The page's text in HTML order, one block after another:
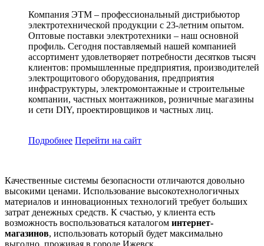
Компания ЭТМ – профессиональный дистрибьютор
электротехнической продукции с 23-летним опытом.
Оптовые поставки электротехники – наш основной
профиль. Сегодня поставляемый нашей компанией
ассортимент удовлетворяет потребности десятков тысяч
клиентов: промышленные предприятия, производителей
электрощитового оборудования, предприятия
инфраструктуры, электромонтажные и строительные
компании, частных монтажников, розничные магазины
и сети DIY, проектировщиков и частных лиц.
Подробнее Перейти на сайт
Качественные системы безопасности отличаются довольно
высокими ценами. Использование высокотехнологичных
материалов и инновационных технологий требует больших
затрат денежных средств. К счастью, у клиента есть
возможность воспользоваться каталогом интернет-
магазинов, использовать который будет максимально
выгодно, проживая в городе Ижевск.